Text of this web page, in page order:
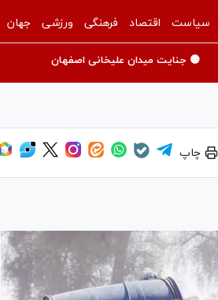
سیاست اقتصاد فرهنگی ورزشی جهان
🟡 جنایت میدان علیخانی اصفهان
چاپ